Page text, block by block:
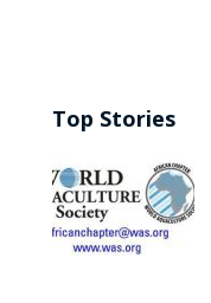
Top Stories